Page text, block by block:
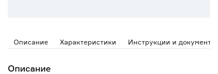
Описание Характеристики Инструкции и документы
Описание